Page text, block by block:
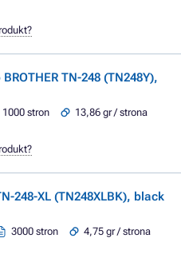
TN-248 (TN248Y),
1000 stron
13,86 gr / strona
248-XL (TN248XLBK), black
3000 stron
4,75 gr / strona